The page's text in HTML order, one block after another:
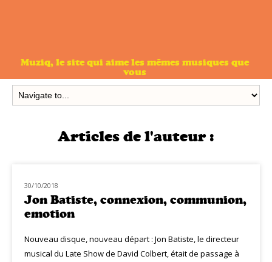
Muziq, le site qui aime les mêmes musiques que
vous
Articles de l'auteur :
MUZIQ INTERVIEW
30/10/2018
Jon Batiste, connexion, communion,
emotion
Nouveau disque, nouveau départ : Jon Batiste, le directeur
musical du Late Show de David Colbert, était de passage à